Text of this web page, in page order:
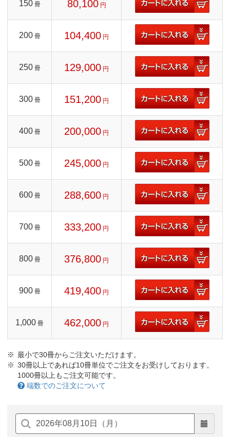
150 冊 80,100 円
200 冊 104,400 円
250 冊 129,000 円
300 冊 151,200 円
400 冊 200,000 円
500 冊 245,000 円
600 冊 288,600 円
700 冊 333,200 円
800 冊 376,800 円
900 冊 419,400 円
1,000 冊 462,000 円
最小で30冊からご注文いただけます。
30冊以上であれば10冊単位でご注文をお受けしております。
1000冊以上もご注文可能です。
端数でのご注文について